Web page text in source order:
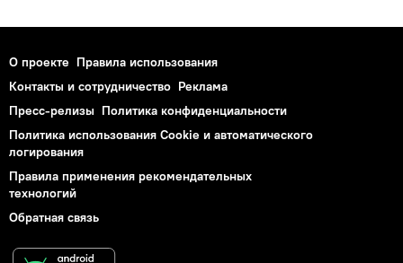
О проекте Правила использования
Контакты и сотрудничество Реклама
Пресс-релизы Политика конфиденциальности
Политика использования Cookie и автоматического
логирования
Правила применения рекомендательных
технологий
Обратная связь